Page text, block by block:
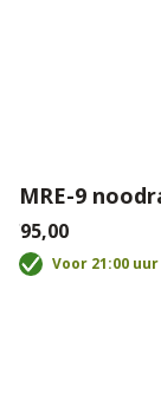
MRE-9
€95,00
Voor 21:00